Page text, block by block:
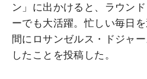
ン」に出かけると、ラウン
ーでも大活躍。忙しい毎日
間にロサンゼルス・ドジャ
したことを投稿した。